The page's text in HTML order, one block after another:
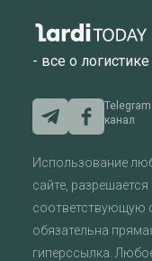
- все о
Telegram
канал
Использование
сайте,
соответствующую
обязательна
гиперссылка.